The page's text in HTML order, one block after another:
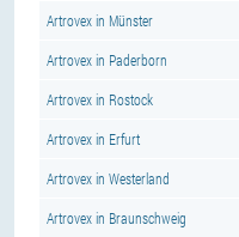
Artrovex in Münster
Artrovex in Paderborn
Artrovex in Rostock
Artrovex in Erfurt
Artrovex in Westerland
Artrovex in Braunschweig